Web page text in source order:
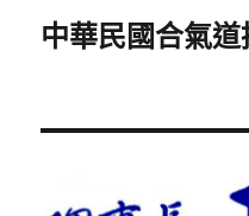
中華民國合氣